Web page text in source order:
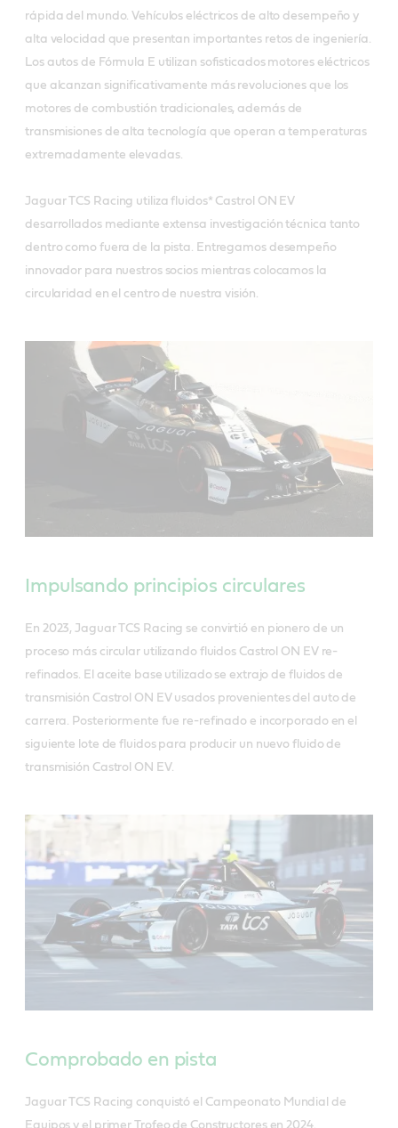
rápida del mundo. Vehículos eléctricos de alto desempeño y
alta velocidad que presentan importantes retos de ingeniería.
Los autos de Fórmula E utilizan sofisticados motores eléctricos
que alcanzan significativamente más revoluciones que los
motores de combustión tradicionales, además de
transmisiones de alta tecnología que operan a temperaturas
extremadamente elevadas.
Jaguar TCS Racing utiliza fluidos* Castrol ON EV
desarrollados mediante extensa investigación técnica tanto
dentro como fuera de la pista. Entregamos desempeño
innovador para nuestros socios mientras colocamos la
circularidad en el centro de nuestra visión.
Impulsando principios circulares
En 2023, Jaguar TCS Racing se convirtió en pionero de un
proceso más circular utilizando fluidos Castrol ON EV re-
refinados. El aceite base utilizado se extrajo de fluidos de
transmisión Castrol ON EV usados provenientes del auto de
carrera. Posteriormente fue re-refinado e incorporado en el
siguiente lote de fluidos para producir un nuevo fluido de
transmisión Castrol ON EV.
Comprobado en pista
Jaguar TCS Racing conquistó el Campeonato Mundial de